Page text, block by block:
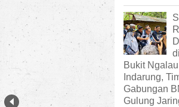
Bukit Ngalau
Indarung,
Gabungan
Gulung